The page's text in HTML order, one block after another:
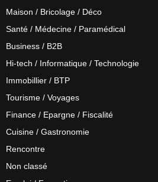
Maison / Bricolage / Déco
Santé / Médecine / Paramédical
Business / B2B
Hi-tech / Informatique / Technologie
Immobillier / BTP
Tourisme / Voyages
Finance / Epargne / Fiscalité
Cuisine / Gastronomie
Rencontre
Non classé